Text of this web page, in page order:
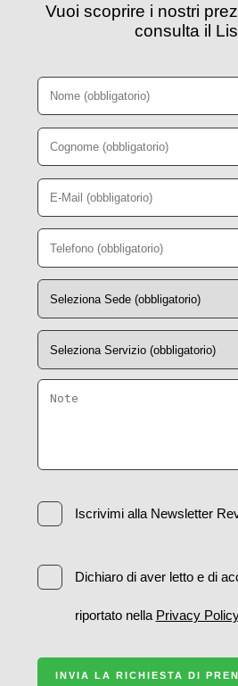
Vuoi scoprire i nostri
consulta il
Iscrivimi alla Newsletter
Dichiaro di aver letto e di
riportato nella Privacy
INVIA LA RICHIESTA DI